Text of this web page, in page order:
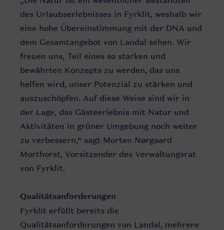
des Urlaubserlebnisses in Fyrklit, weshalb wir
eine hohe Übereinstimmung mit der DNA und
dem Gesamtangebot von Landal sehen. Wir
freuen uns, Teil eines so starken und
bewährten Konzepts zu werden, das uns
helfen wird, unser Potenzial zu stärken und
auszuschöpfen. Auf diese Weise sind wir in
der Lage, das Gästeerlebnis mit Natur und
Aktivitäten in grüner Umgebung noch weiter
zu verbessern,“ sagt Morten Nørgaard
Morthorst, Vorsitzender des Verwaltungsrat
von Fyrklit.
Qualitätsanforderungen
Fyrklit erfüllt bereits die
Qualitätsanforderungen von Landal, mehrere